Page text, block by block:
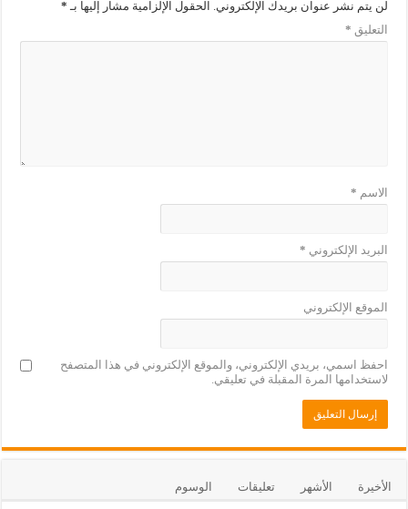
لن يتم نشر عنوان بريدك الإلكتروني. الحقول الإلزامية مشار إليها بـ *
التعليق *
الاسم *
البريد الإلكتروني *
الموقع الإلكتروني
احفظ اسمي، بريدي الإلكتروني، والموقع الإلكتروني في هذا المتصفح
لاستخدامها المرة المقبلة في تعليقي.
الأخيرة الأشهر تعليقات الوسوم